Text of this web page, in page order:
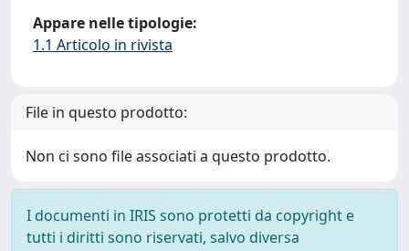
Appare nelle tipologie:
1.1 Articolo in rivista
File in questo prodotto:
Non ci sono file associati a questo prodotto.
I documenti in IRIS sono protetti da copyright e
tutti i diritti sono riservati, salvo diversa